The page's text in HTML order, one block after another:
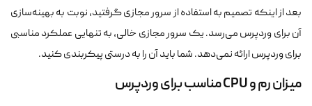
بعد از اینکه تصمیم به استفاده از سرور مجازی گرفتید، نوبت به بهینه‌سازی
آن برای وردپرس می‌رسد. یک سرور مجازی خالی، به تنهایی عملکرد مناسبی
برای وردپرس ارائه نمی‌دهد. شما باید آن را به درستی پیکربندی کنید.
میزان رم و CPU مناسب برای وردپرس